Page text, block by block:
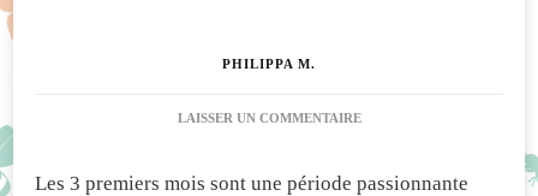
PHILIPPA M.
LAISSER UN COMMENTAIRESUR
DE
Les 3 premiers mois sont une période passionnante